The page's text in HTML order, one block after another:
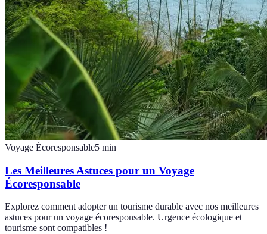
Voyage Écoresponsable5 min
Les Meilleures Astuces pour un Voyage
Écoresponsable
Explorez comment adopter un tourisme durable avec nos meilleures
astuces pour un voyage écoresponsable. Urgence écologique et
tourisme sont compatibles !